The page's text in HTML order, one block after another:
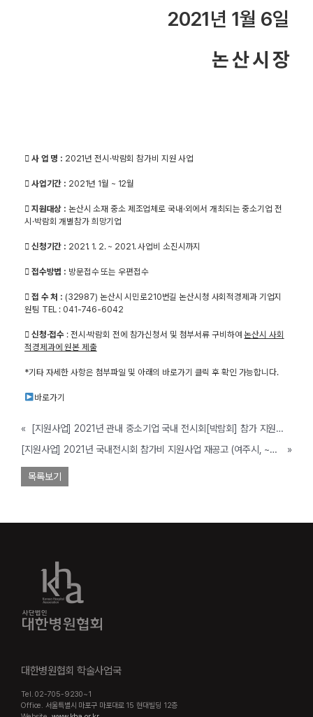
2021년 1월 6일
논 산 시 장
사 업 명 : 2021년 전시·박람회 참가비 지원 사업
사업기간 : 2021년 1월 ~ 12월
 지원대상 : 논산시 소재 중소 제조업체로 국내·외에서 개최되는 중소기업 전
시·박람회 개별참가 희망기업
신청기간 : 2021. 1. 2. ~ 2021. 사업비 소진시까지
접수방법 : 방문접수 또는 우편접수
접 수 처 : (32987) 논산시 시민로210번길 논산시청 사회적경제과 기업지
원팀 TEL : 041-746-6042
 신청·접수 : 전시·박람회 전에 참가신청서 및 첨부서류 구비하여논산시 사회
적경제과에 원본 제출
*기타 자세한 사항은 첨부파일 및 아래의 바로가기 클릭 후 확인 가능합니다.
바로가기
«
[지원사업] 2021년 관내 중소기업 국내 전시회[박람회] 참가 지원사업 공고 (영광군, ~예산소진 시까지)
[지원사업] 2021년 국내전시회 참가비 지원사업 재공고 (여주시, ~2/24까지)
»
목록보기
대한병원협회 학술사업국
Tel. 02-705-9230~1
Office. 서울특별시 마포구 마포대로 15 현대빌딩 12층